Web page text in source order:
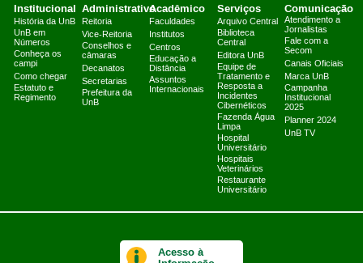
Institucional
História da UnB
UnB em
Números
Conheça os
campi
Como chegar
Estatuto e
Regimento
Administrativo
Reitoria
Vice-Reitoria
Conselhos e
câmaras
Decanatos
Secretarias
Prefeitura da
UnB
Acadêmico
Faculdades
Institutos
Centros
Educação a
Distância
Assuntos
Internacionais
Serviços
Arquivo Central
Biblioteca
Central
Editora UnB
Equipe de
Tratamento e
Resposta a
Incidentes
Cibernéticos
Fazenda Água
Limpa
Hospital
Universitário
Hospitais
Veterinários
Restaurante
Universitário
Comunicação
Atendimento a
Jornalistas
Fale com a
Secom
Canais Oficiais
Marca UnB
Campanha
Institucional
2025
Planner 2024
UnB TV
Acesso à